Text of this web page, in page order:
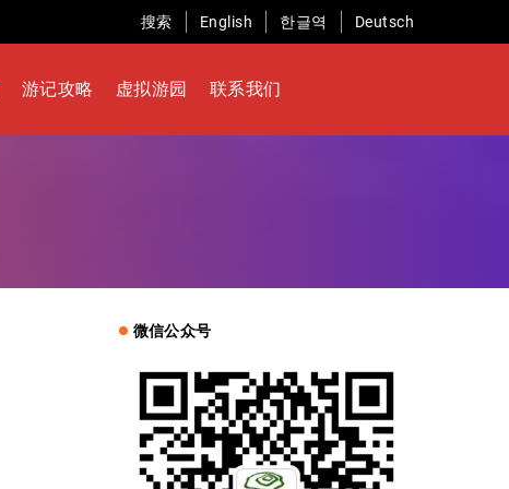
搜索 English 한글역 Deutsch
游记攻略 虚拟游园 联系我们
微信公众号